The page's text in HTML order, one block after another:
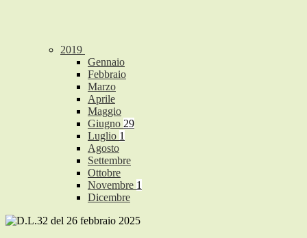
2019
Gennaio
Febbraio
Marzo
Aprile
Maggio
Giugno 29
Luglio 1
Agosto
Settembre
Ottobre
Novembre 1
Dicembre